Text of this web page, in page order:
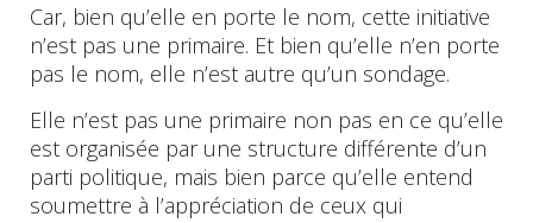
Car, bien qu’elle en porte le nom, cette initiative
n’est pas une primaire. Et bien qu’elle n’en porte
pas le nom, elle n’est autre qu’un sondage.
Elle n’est pas une primaire non pas en ce qu’elle
est organisée par une structure différente d’un
parti politique, mais bien parce qu’elle entend
soumettre à l’appréciation de ceux qui